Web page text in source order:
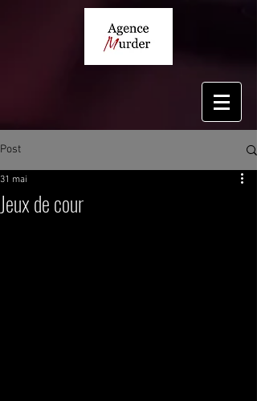
Post
Jeux de cour
31 mai